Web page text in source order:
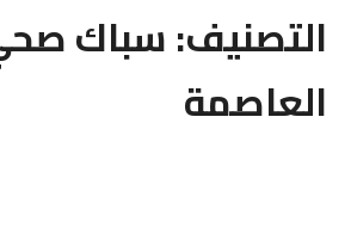
التصنيف:سباك صحي
العاصمة